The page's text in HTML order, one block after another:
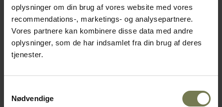
oplysninger om din brug af vores website med vores
recommendations-, marketings- og analysepartnere.
Vores partnere kan kombinere disse data med andre
oplysninger, som de har indsamlet fra din brug af deres
tjenester.
Nødvendige
sort, 3,7 ltr., 1/4 GN, H15 cm
Cambro Camwear kantine,
sort, 1,7 ltr., 1/4 GN, H6,5 cm